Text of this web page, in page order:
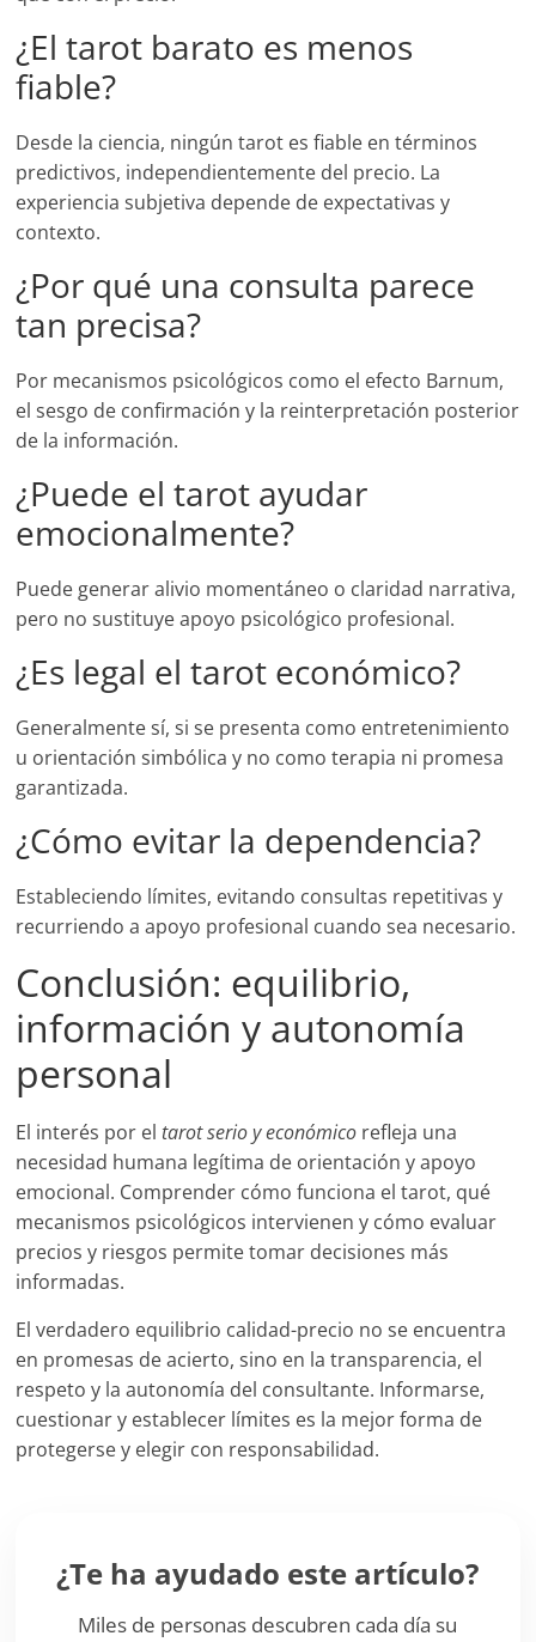
¿El tarot barato es menos
fiable?
Desde la ciencia, ningún tarot es fiable en términos
predictivos, independientemente del precio. La
experiencia subjetiva depende de expectativas y
contexto.
¿Por qué una consulta parece
tan precisa?
Por mecanismos psicológicos como el efecto Barnum,
el sesgo de confirmación y la reinterpretación posterior
de la información.
¿Puede el tarot ayudar
emocionalmente?
Puede generar alivio momentáneo o claridad narrativa,
pero no sustituye apoyo psicológico profesional.
¿Es legal el tarot económico?
Generalmente sí, si se presenta como entretenimiento
u orientación simbólica y no como terapia ni promesa
garantizada.
¿Cómo evitar la dependencia?
Estableciendo límites, evitando consultas repetitivas y
recurriendo a apoyo profesional cuando sea necesario.
Conclusión: equilibrio,
información y autonomía
personal
El interés por el tarot serio y económico refleja una
necesidad humana legítima de orientación y apoyo
emocional. Comprender cómo funciona el tarot, qué
mecanismos psicológicos intervienen y cómo evaluar
precios y riesgos permite tomar decisiones más
informadas.
El verdadero equilibrio calidad-precio no se encuentra
en promesas de acierto, sino en la transparencia, el
respeto y la autonomía del consultante. Informarse,
cuestionar y establecer límites es la mejor forma de
protegerse y elegir con responsabilidad.
¿Te ha ayudado este artículo?
Miles de personas descubren cada día su